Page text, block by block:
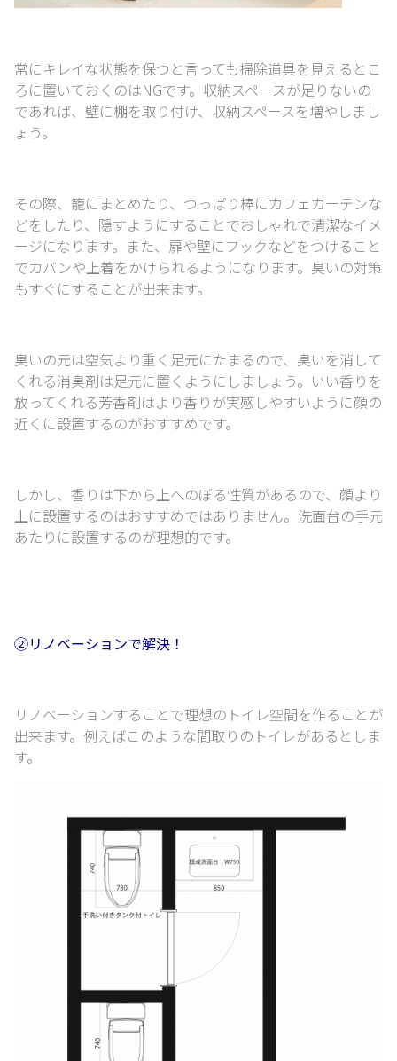
常にキレイな状態を保つと言っても掃除道具を見えるとこ
ろに置いておくのはNGです。 収納スペースが足りないの
であれば、壁に棚を取り付け、収納スペースを増やしまし
ょう。
その際、籠にまとめたり、つっぱり棒にカフェカーテンな
どをしたり、 隠すようにすることでおしゃれで清潔なイメ
ージになります。 また、扉や壁にフックなどをつけること
でカバンや上着をかけられるようになります。 臭いの対策
もすぐにすることが出来ます。
臭いの元は空気より重く足元にたまるので、 臭いを消して
くれる消臭剤は足元に置くようにしましょう。 いい香りを
放ってくれる芳香剤はより香りが実感しやすいように顔の
近くに設置するのがおすすめです。
しかし、香りは下から上へのぼる性質があるので、 顔より
上に設置するのはおすすめではありません。 洗面台の手元
あたりに設置するのが理想的です。
②リノベーションで解決！
リノベーションすることで理想のトイレ空間を作ることが
出来ます。 例えばこのような間取りのトイレがあるとしま
す。